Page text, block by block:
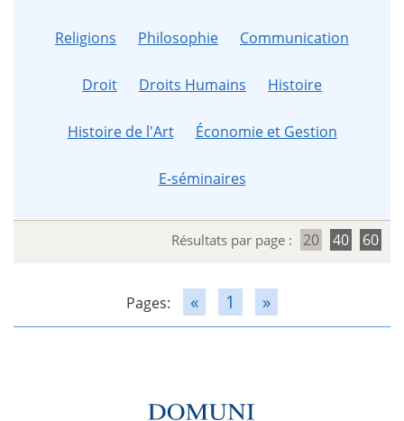
Religions Philosophie Communication
Droit Droits Humains Histoire
Histoire de l'Art Économie et Gestion
E-séminaires
Résultats par page : 20 40 60
Pages: « 1 »